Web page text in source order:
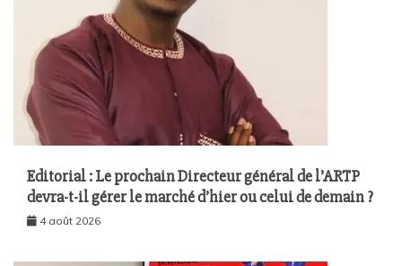
Editorial : Le prochain Directeur général de l’ARTP
devra-t-il gérer le marché d’hier ou celui de demain ?
4 août 2026